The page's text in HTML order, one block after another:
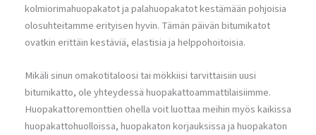
kolmiorimahuopakatot ja palahuopakatot kestämään pohjoisia
olosuhteitamme erityisen hyvin. Tämän päivän bitumikatot
ovatkin erittäin kestäviä, elastisia ja helppohoitoisia.
Mikäli sinun omakotitaloosi tai mökkiisi tarvittaisiin uusi
bitumikatto, ole yhteydessä huopakattoammattilaisiimme.
Huopakattoremonttien ohella voit luottaa meihin myös kaikissa
huopakattohuolloissa, huopakaton korjauksissa ja huopakaton